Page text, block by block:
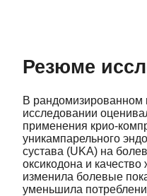
Резюме
В рандомизированном
исследовании
применения
уникампарельного
сустава (UKA) на
оксикодона и
изменила болевые
уменьшила